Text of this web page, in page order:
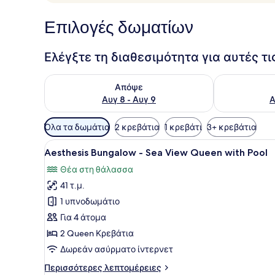
Επιλογές δωματίων
Ελέγξτε τη διαθεσιμότητα για αυτές
Απόψε
Αυγ 8 - Αυγ 9
Έλεγχος διαθεσιμότητας για απόψε Αυγ 8 - Αυγ 9
Έλεγχος
Διαθέσιμα
φίλτρα
για
δωμάτια
Όλα τα δωμάτια 2 κρεβάτια 1 κρεβάτι 3+ κρεβάτια
Προβολή
όλων
των
φωτογραφιών
για
Aesthesis
Bungalow
-
Ένας σύγχρονος, ανοιχτός
10
Aesthesis Bungalow - Sea View Queen with Pool
Θέα στη θάλασσα
41 τ.μ.
1 υπνοδωμάτιο
Για 4 άτομα
2 Queen Κρεβάτια
Δωρεάν ασύρματο ίντερνετ
Περισσότερες λεπτομέρειες
Περισσότερες